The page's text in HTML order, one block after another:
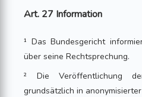
Art. 27 Information
¹ Das Bundesgericht
über seine Rechtsprechung.
² Die Veröffentlichung
grundsätzlich in